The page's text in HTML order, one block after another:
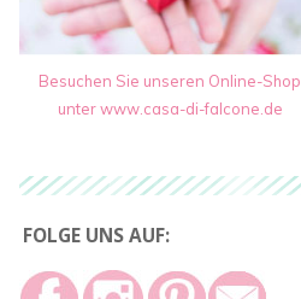
Besuchen Sie unseren Online-Shop
unter www.casa-di-falcone.de
FOLGE UNS AUF: